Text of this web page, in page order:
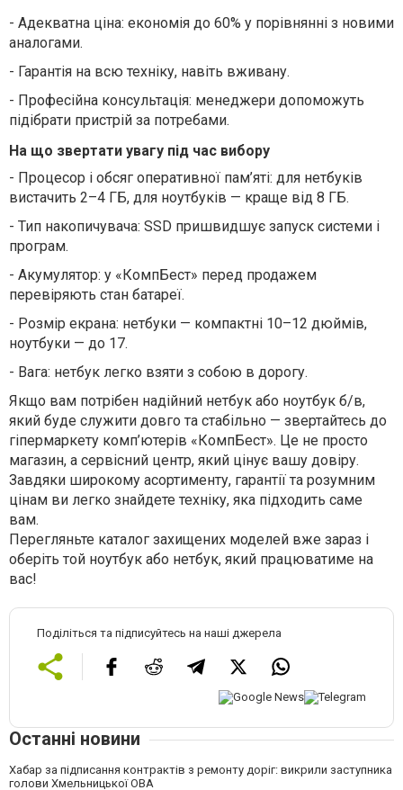
- Адекватна ціна: економія до 60% у порівнянні з новими
аналогами.
- Гарантія на всю техніку, навіть вживану.
- Професійна консультація: менеджери допоможуть
підібрати пристрій за потребами.
На що звертати увагу під час вибору
- Процесор і обсяг оперативної пам’яті: для нетбуків
вистачить 2–4 ГБ, для ноутбуків — краще від 8 ГБ.
- Тип накопичувача: SSD пришвидшує запуск системи і
програм.
- Акумулятор: у «КомпБест» перед продажем
перевіряють стан батареї.
- Розмір екрана: нетбуки — компактні 10–12 дюймів,
ноутбуки — до 17.
- Вага: нетбук легко взяти з собою в дорогу.
Якщо вам потрібен надійний нетбук або ноутбук б/в,
який буде служити довго та стабільно — звертайтесь до
гіпермаркету комп’ютерів «КомпБест». Це не просто
магазин, а сервісний центр, який цінує вашу довіру.
Завдяки широкому асортименту, гарантії та розумним
цінам ви легко знайдете техніку, яка підходить саме
вам.
Перегляньте каталог захищених моделей вже зараз і
оберіть той ноутбук або нетбук, який працюватиме на
вас!
Поділіться та підписуйтесь на наші джерела
Останні новини
Хабар за підписання контрактів з ремонту доріг: викрили заступника
голови Хмельницької ОВА